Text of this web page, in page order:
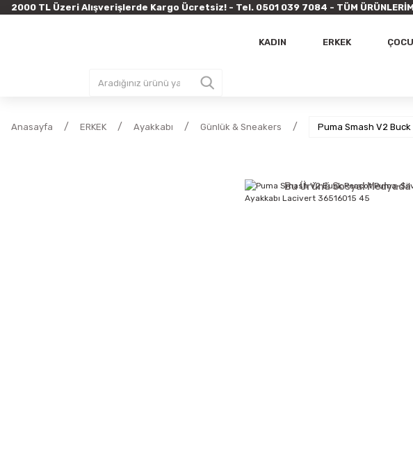
2000 TL Üzeri Alışverişlerde Kargo Ücretsiz! - Tel. 0501 039 7084 - TÜM
KADIN ERKEK
Anasayfa ERKEK Ayakkabı Günlük & Sneakers Puma Smash V2
Bu Ürünü Sosyal Medyada